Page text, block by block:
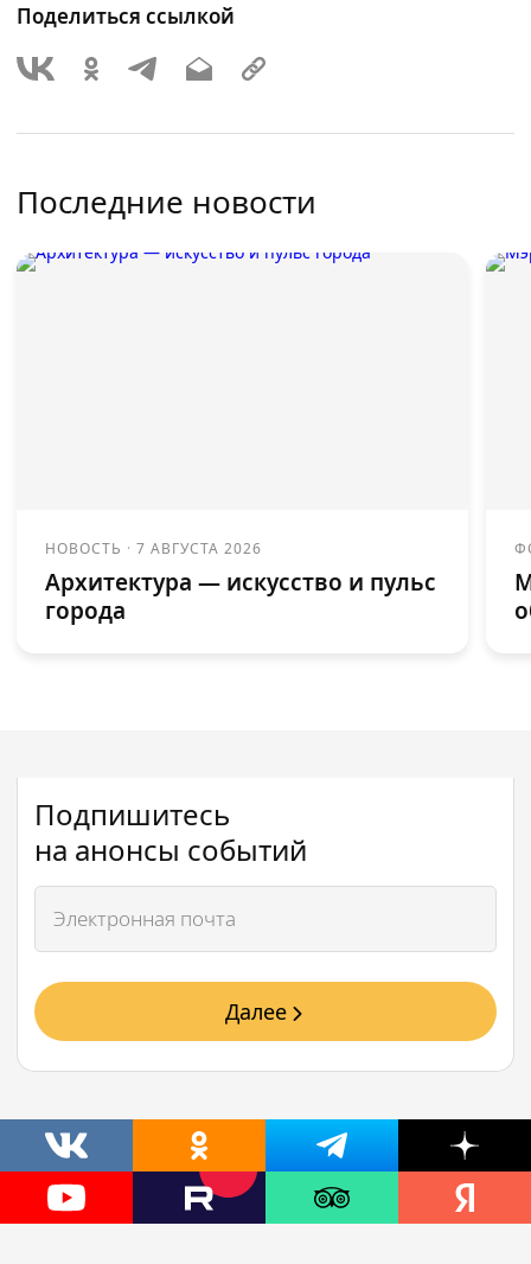
Поделиться ссылкой
Последние новости
НОВОСТЬ ·7 АВГУСТА 2026
Архитектура — искусство и пульс
города
Подпишитесь
на анонсы событий
Далее